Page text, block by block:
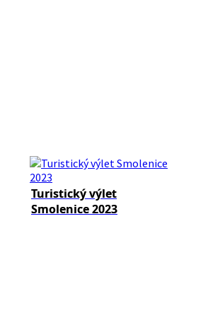
Turistický výlet
Smolenice 2023